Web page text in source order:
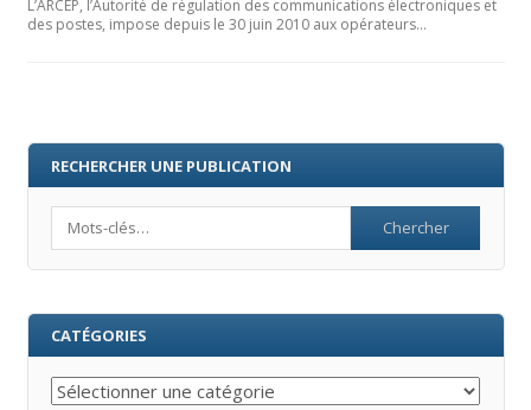
L’ARCEP, l’Autorité de régulation des communications électroniques et
des postes, impose depuis le 30 juin 2010 aux opérateurs…
RECHERCHER UNE PUBLICATION
CATÉGORIES
Catégories